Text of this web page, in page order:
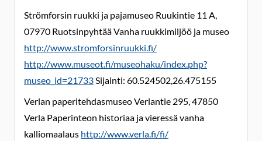
Strömforsin ruukki ja pajamuseo Ruukintie 11 A,
07970 Ruotsinpyhtää Vanha ruukkimiljöö ja museo
http://www.stromforsinruukki.fi/
http://www.museot.fi/museohaku/index.php?
museo_id=21733Sijainti: 60.524502,26.475155
Verlan paperitehdasmuseo Verlantie 295, 47850
Verla Paperinteon historiaa ja vieressä vanha
kalliomaalaus http://www.verla.fi/fi/